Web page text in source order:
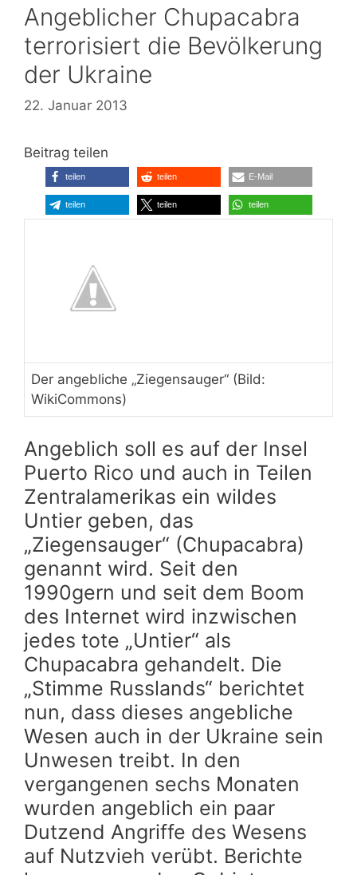
Angeblicher Chupacabra
terrorisiert die Bevölkerung
der Ukraine
22. Januar 2013
Beitrag teilen
teilen teilen E-Mail
teilen teilen teilen
Der angebliche „Ziegensauger“ (Bild:
WikiCommons)
Angeblich soll es auf der Insel
Puerto Rico und auch in Teilen
Zentralamerikas ein wildes
Untier geben, das
„Ziegensauger“ (Chupacabra)
genannt wird. Seit den
1990gern und seit dem Boom
des Internet wird inzwischen
jedes tote „Untier“ als
Chupacabra gehandelt. Die
„Stimme Russlands“ berichtet
nun, dass dieses angebliche
Wesen auch in der Ukraine sein
Unwesen treibt. In den
vergangenen sechs Monaten
wurden angeblich ein paar
Dutzend Angriffe des Wesens
auf Nutzvieh verübt. Berichte